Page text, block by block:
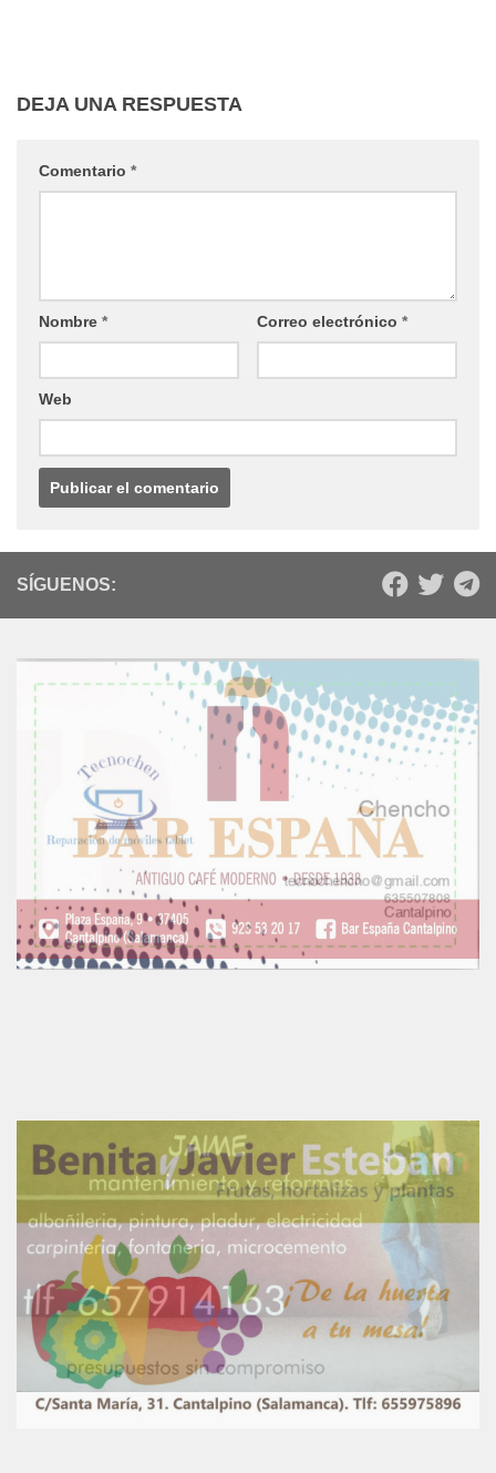
DEJA UNA RESPUESTA
Comentario *
Nombre * Correo electrónico *
Web
SÍGUENOS: